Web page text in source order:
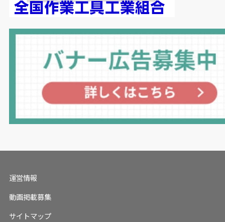
運営情報
動画掲載募集
サイトマップ